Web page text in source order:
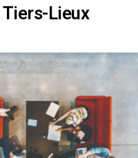
Tiers-Lieux